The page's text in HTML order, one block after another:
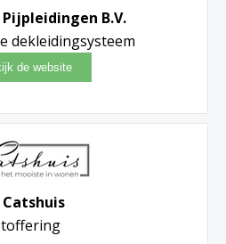
Pijpleidingen B.V.
dekleidingsysteem
Catshuis